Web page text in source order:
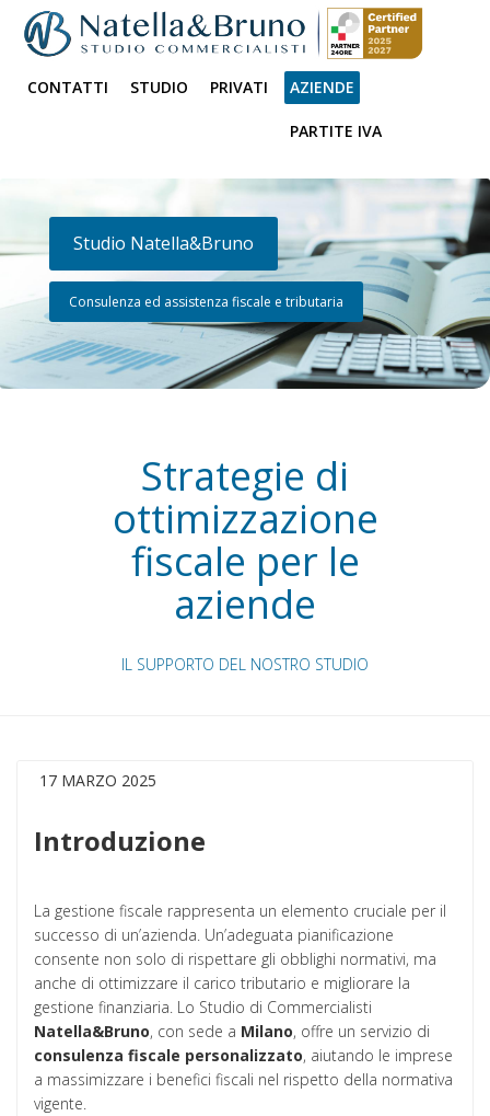
CONTATTI STUDIO PRIVATI AZIENDE
PARTITE IVA
Studio Natella&Bruno
Consulenza ed assistenza fiscale e tributaria
Strategie di
ottimizzazione
fiscale per le
aziende
IL SUPPORTO DEL NOSTRO STUDIO
17 MARZO 2025
Introduzione
La gestione fiscale rappresenta un elemento cruciale per il
successo di un’azienda. Un’adeguata pianificazione
consente non solo di rispettare gli obblighi normativi, ma
anche di ottimizzare il carico tributario e migliorare la
gestione finanziaria. Lo Studio di Commercialisti
Natella&Bruno, con sede a Milano, offre un servizio di
consulenza fiscale personalizzato, aiutando le imprese
a massimizzare i benefici fiscali nel rispetto della normativa
vigente.